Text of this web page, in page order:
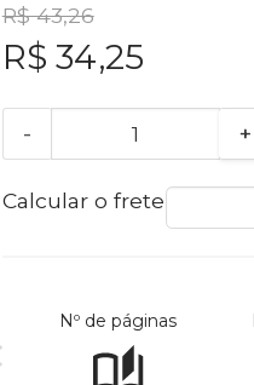
R$ 43,26
R$ 34,25
- +
Calcular o frete
Nº de páginas